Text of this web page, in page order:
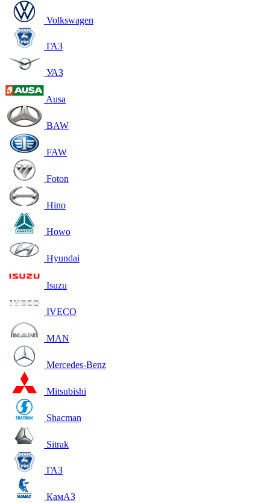
Volkswagen
ГАЗ
УАЗ
Ausa
BAW
FAW
Foton
Hino
Howo
Hyundai
Isuzu
IVECO
MAN
Mercedes-Benz
Mitsubishi
Shacman
Sitrak
ГАЗ
КамАЗ